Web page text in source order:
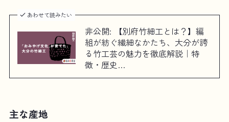
あわせて読みたい
非公開: 【別府竹細工とは？】編
組が紡ぐ繊細なかたち、大分が誇
る竹工芸の魅力を徹底解説｜特
徴・歴史…
主な産地